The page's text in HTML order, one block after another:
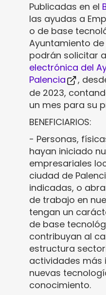
Publicadas en el
las ayudas a
o de base
Ayuntamiento de
podrán solicitar
electrónica del
Palencia
,
de 2023,
un mes para su
BENEFICIARIOS:
- Personas,
hayan iniciado
empresariales
ciudad de
indicadas, o
de trabajo en
tengan un
de base
contribuyan al
estructura
actividades más
nuevas
conocimiento.